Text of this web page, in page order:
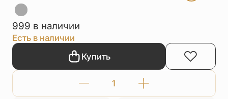
999 в наличии
Есть в наличии
Купить
Количество